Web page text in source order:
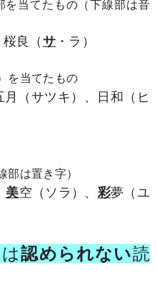
当てたもの（下線部は音
桜良（ サ ・ラ）
当てたもの
（サツキ）、日和（ヒ
は置き字）
美空（ソラ）、 彩夢（ユ
認められない読